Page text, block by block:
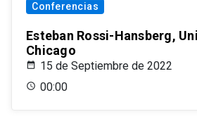
Conferencias
Esteban Rossi-Hansberg,
Chicago
15 de Septiembre de 2022
00:00